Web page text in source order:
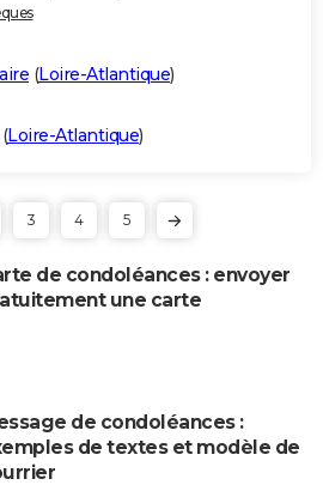
(Loire-Atlantique)
Loire-Atlantique)
3 4 5
de condoléances : envoyer
une carte
de condoléances :
de textes et modèle de